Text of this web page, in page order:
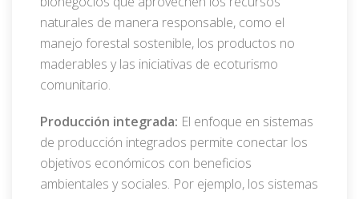
naturales de manera responsable, como el
manejo forestal sostenible, los productos no
maderables y las iniciativas de ecoturismo
comunitario.
Producción integrada: El enfoque en sistemas
de producción integrados permite conectar los
objetivos económicos con beneficios
ambientales y sociales. Por ejemplo, los sistemas